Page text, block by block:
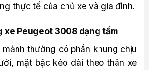
thực tế của chủ xe và gia đình.
xe Peugeot 3008 dạng tấm
thường có phần khung chịu
mặt bậc kéo dài theo thân xe